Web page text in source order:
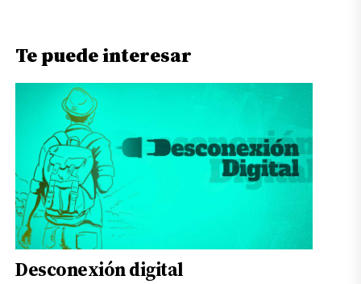
Te puede interesar
Desconexión digital